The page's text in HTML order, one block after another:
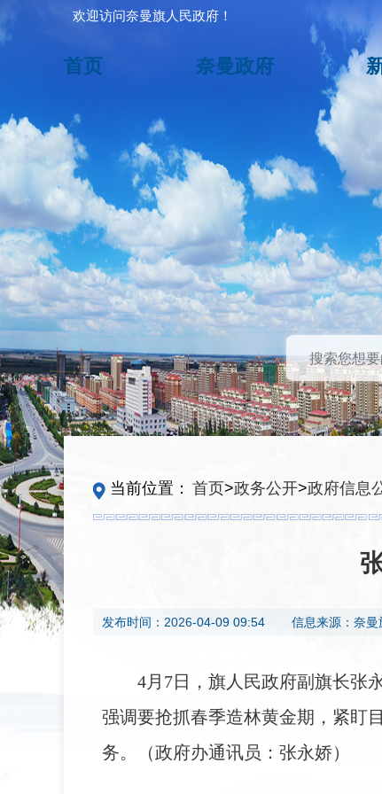
欢迎访问奈曼旗人民政府！
首页 奈曼政府
当前位置： 首页>政务公开>政府信息
发布时间： 2026-04-09 09:54 信息来源： 奈曼
4月7日，旗人民政府副旗长张
强调要抢抓春季造林黄金期，紧盯
务。（政府办通讯员：张永娇）